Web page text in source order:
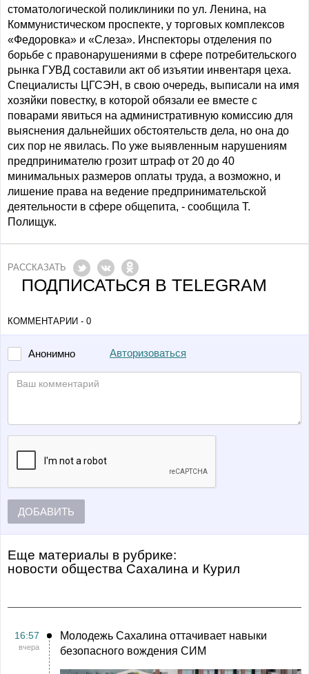
стоматологической поликлиники по ул. Ленина, на
Коммунистическом проспекте, у торговых комплексов
«Федоровка» и «Слеза». Инспекторы отделения по
борьбе с правонарушениями в сфере потребительского
рынка ГУВД составили акт об изъятии инвентаря цеха.
Специалисты ЦГСЭН, в свою очередь, выписали на имя
хозяйки повестку, в которой обязали ее вместе с
поварами явиться на административную комиссию для
выяснения дальнейших обстоятельств дела, но она до
сих пор не явилась. По уже выявленным нарушениям
предпринимателю грозит штраф от 20 до 40
минимальных размеров оплаты труда, а возможно, и
лишение права на ведение предпринимательской
деятельности в сфере общепита, - сообщила Т.
Полищук.
РАССКАЗАТЬ
ПОДПИСАТЬСЯ В TELEGRAM
КОММЕНТАРИИ - 0
Анонимно Авторизоваться
ДОБАВИТЬ
Еще материалы в рубрике:
Новости общества Сахалина и Курил
16:57
вчера
Молодежь Сахалина оттачивает навыки
безопасного вождения СИМ